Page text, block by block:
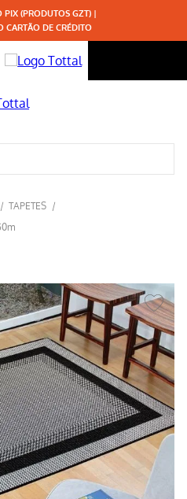
PIX (PRODUTOS GZT) |
CARTÃO DE CRÉDITO
TAPETES